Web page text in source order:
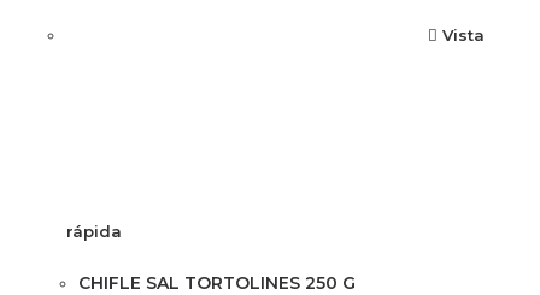
Vista
rápida
CHIFLE SAL TORTOLINES 250 G